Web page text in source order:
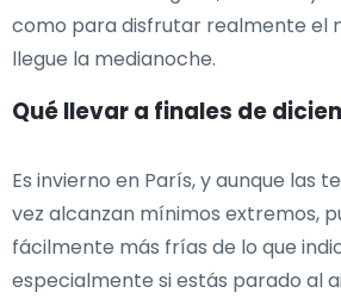
como para disfrutar realmente el
llegue la medianoche.
Qué llevar a finales de
Es invierno en París, y aunque las
vez alcanzan mínimos extremos,
fácilmente más frías de lo que
especialmente si estás parado al